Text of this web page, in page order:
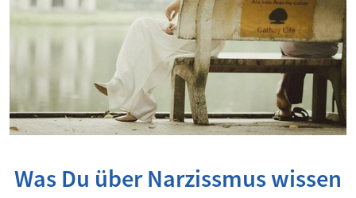
Was Du über Narzissmus wissen